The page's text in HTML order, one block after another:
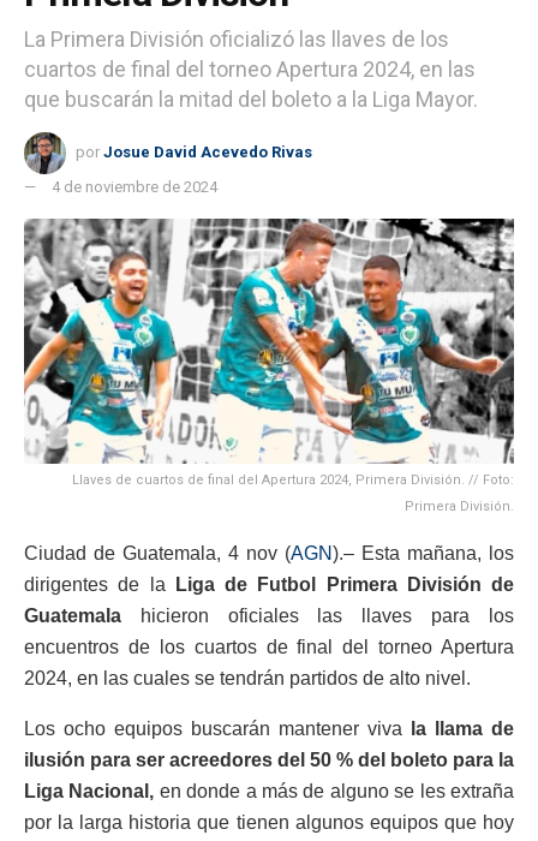
La Primera División oficializó las llaves de los
cuartos de final del torneo Apertura 2024, en las
que buscarán la mitad del boleto a la Liga Mayor.
por Josue David Acevedo Rivas
4 de noviembre de 2024
Llaves de cuartos de final del Apertura 2024, Primera División. // Foto:
Primera División.
Ciudad de Guatemala, 4 nov (AGN).– Esta mañana, los
dirigentes de la
Liga de Futbol Primera División de
Guatemala hicieron oficiales las llaves para los
encuentros de los cuartos de final del torneo Apertura
2024, en las cuales se tendrán partidos de alto nivel.
Los ocho equipos buscarán mantener viva
la llama de
ilusión para ser acreedores del 50 % del boleto para la
Liga Nacional, en donde a más de alguno se les extraña
por la larga historia que tienen algunos equipos que hoy